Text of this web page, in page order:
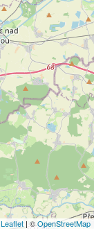
Leaflet |©OpenStreetMap